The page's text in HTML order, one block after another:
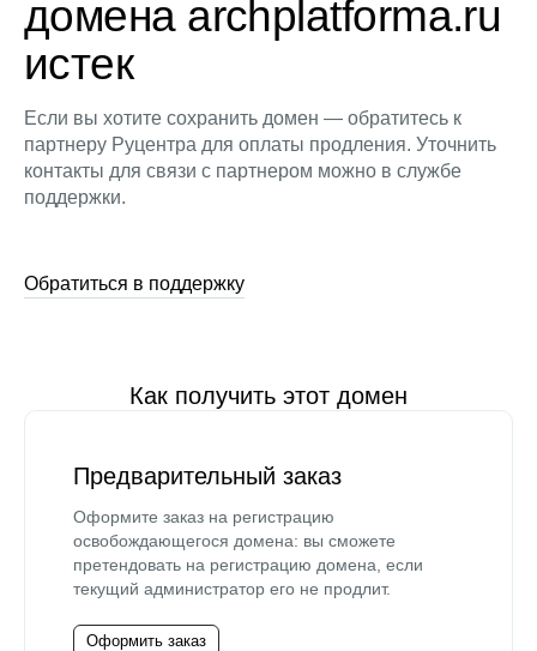
домена archplatforma.ru
истек
Если вы хотите сохранить домен — обратитесь к
партнеру Руцентра для оплаты продления. Уточнить
контакты для связи с партнером можно в службе
поддержки.
Обратиться в поддержку
Как получить этот домен
Предварительный заказ
Оформите заказ на регистрацию
освобождающегося домена: вы сможете
претендовать на регистрацию домена, если
текущий администратор его не продлит.
Оформить заказ